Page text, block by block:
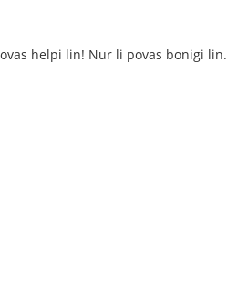
helpi lin! Nur li povas bonigi lin.